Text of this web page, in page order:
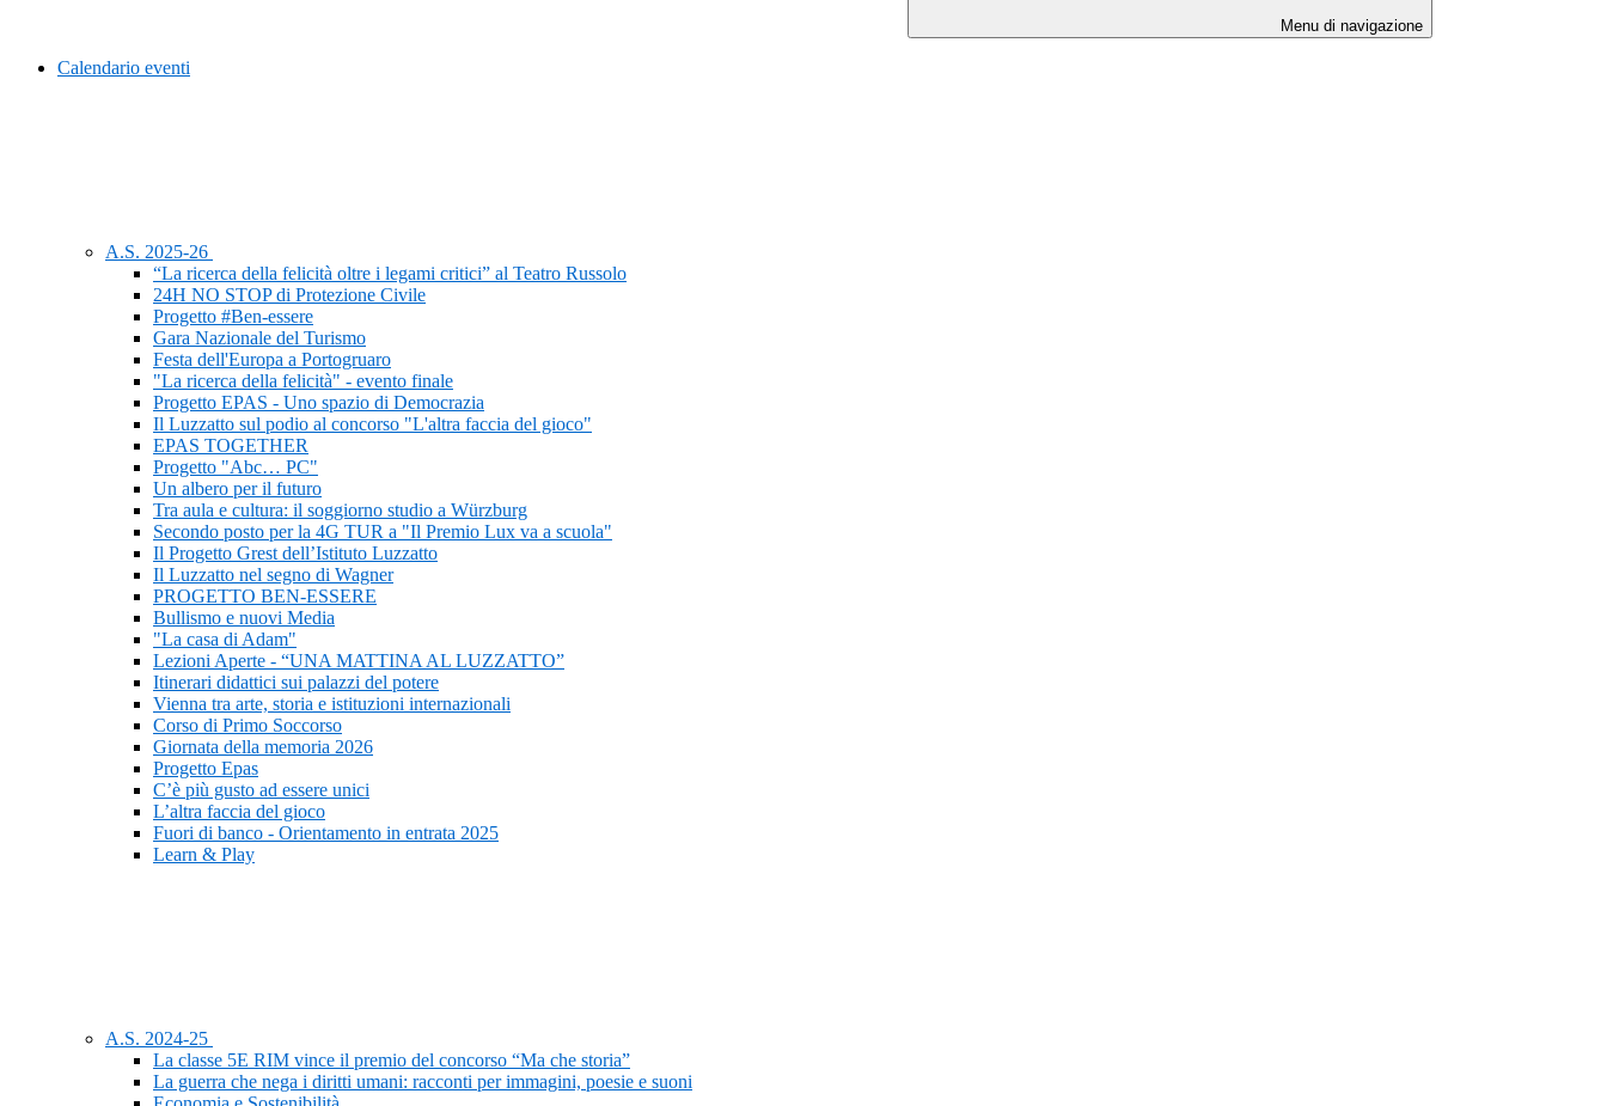
Menu di navigazione
Calendario eventi
A.S. 2025-26
“La ricerca della felicità oltre i legami critici” al Teatro Russolo
24H NO STOP di Protezione Civile
Progetto #Ben-essere
Gara Nazionale del Turismo
Festa dell'Europa a Portogruaro
"La ricerca della felicità" - evento finale
Progetto EPAS - Uno spazio di Democrazia
Il Luzzatto sul podio al concorso "L'altra faccia del gioco"
EPAS TOGETHER
Progetto "Abc… PC"
Un albero per il futuro
Tra aula e cultura: il soggiorno studio a Würzburg
Secondo posto per la 4G TUR a "Il Premio Lux va a scuola"
Il Progetto Grest dell’Istituto Luzzatto
Il Luzzatto nel segno di Wagner
PROGETTO BEN-ESSERE
Bullismo e nuovi Media
"La casa di Adam"
Lezioni Aperte - “UNA MATTINA AL LUZZATTO”
Itinerari didattici sui palazzi del potere
Vienna tra arte, storia e istituzioni internazionali
Corso di Primo Soccorso
Giornata della memoria 2026
Progetto Epas
C’è più gusto ad essere unici
L’altra faccia del gioco
Fuori di banco - Orientamento in entrata 2025
Learn & Play
A.S. 2024-25
La classe 5E RIM vince il premio del concorso “Ma che storia”
La guerra che nega i diritti umani: racconti per immagini, poesie e suoni